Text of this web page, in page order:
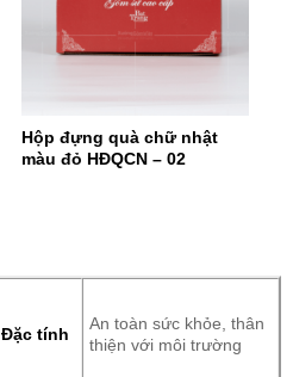
Hộp đựng quà chữ nhật
màu đỏ HĐQCN – 02
Đặc tính
An toàn sức khỏe, thân
thiện với môi trường